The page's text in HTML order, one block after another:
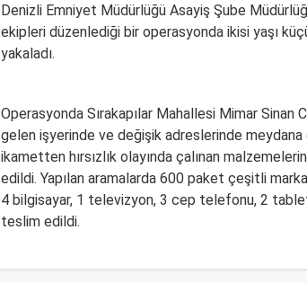
Denizli Emniyet Müdürlüğü Asayiş Şube
ekipleri düzenlediği bir operasyonda ikisi yaşı
yakaladı.
Operasyonda Sırakapılar Mahallesi Mimar Sinan
gelen işyerinde ve değişik adreslerinde meydana
ikametten hırsızlık olayında çalınan
edildi. Yapılan aramalarda 600 paket çeşitli
4 bilgisayar, 1 televizyon, 3 cep telefonu, 2
teslim edildi.